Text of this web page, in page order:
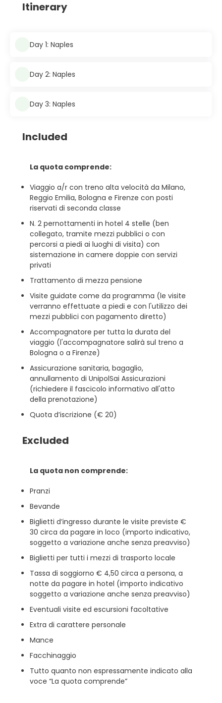
Itinerary
Day 1: Naples
Day 2: Naples
Day 3: Naples
Included
La quota comprende:
Viaggio a/r con treno alta velocità da Milano,
Reggio Emilia, Bologna e Firenze con posti
riservati di seconda classe
N. 2 pernottamenti in hotel 4 stelle (ben
collegato, tramite mezzi pubblici o con
percorsi a piedi ai luoghi di visita) con
sistemazione in camere doppie con servizi
privati
Trattamento di mezza pensione
Visite guidate come da programma (le visite
verranno effettuate a piedi e con l'utilizzo dei
mezzi pubblici con pagamento diretto)
Accompagnatore per tutta la durata del
viaggio (l'accompagnatore salirà sul treno a
Bologna o a Firenze)
Assicurazione sanitaria, bagaglio,
annullamento di UnipolSai Assicurazioni
(richiedere il fascicolo informativo all'atto
della prenotazione)
Quota d’iscrizione (€ 20)
Excluded
La quota non comprende:
Pranzi
Bevande
Biglietti d’ingresso durante le visite previste €
30 circa da pagare in loco (importo indicativo,
soggetto a variazione anche senza preavviso)
Biglietti per tutti i mezzi di trasporto locale
Tassa di soggiorno € 4,50 circa a persona, a
notte da pagare in hotel (importo indicativo
soggetto a variazione anche senza preavviso)
Eventuali visite ed escursioni facoltative
Extra di carattere personale
Mance
Facchinaggio
Tutto quanto non espressamente indicato alla
voce “La quota comprende”